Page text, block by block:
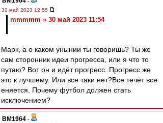
30 май 2023 12:55
mmmmm » 30 май 2023 11:54
Марк, а о каком унынии ты говоришь? Ты же
сам сторонник идеи прогресса, или я что то
путаю? Вот он и идёт прогресс. Прогресс же
это к лучшему. Или все таки нет?Все течёт все
еняется. Почему футбол должен стать
исключением?
BM1964 -